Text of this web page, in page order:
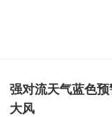
强对流天气蓝色
大风